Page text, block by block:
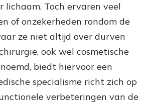
lichaam. Toch ervaren veel
of onzekerheden rondom de
ze niet altijd over durven
ook wel cosmetische
biedt hiervoor een
specialisme richt zich op
verbeteringen van de